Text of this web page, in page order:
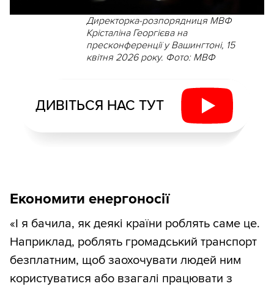
Директорка-розпорядниця МВФ
Крісталіна Георгієва на
пресконференції у Вашингтоні, 15
квітня 2026 року. Фото: МВФ
ДИВІТЬСЯ НАС ТУТ
Економити енергоносії
«І я бачила, як деякі країни роблять саме це.
Наприклад, роблять громадський транспорт
безплатним, щоб заохочувати людей ним
користуватися або взагалі працювати з